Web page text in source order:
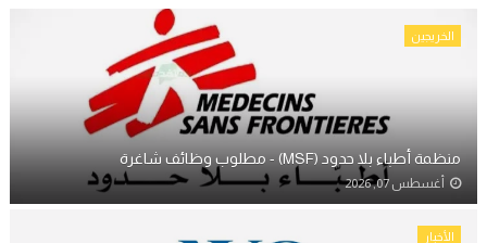
الخريجين
منظمة أطباء بلا حدود (MSF) - مطلوب وظائف شاغرة
أغسطس 07, 2026
الأخبار